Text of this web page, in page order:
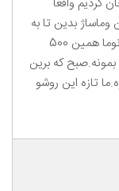
وماساژ بدین تا به
کف سر برسه.بعد با کلاه آرایشگری رنگ زدن خانوما همین 500
که برین
تازه این روشو